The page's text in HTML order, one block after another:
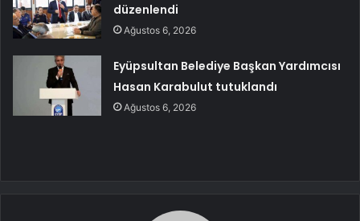
düzenlendi
Ağustos 6, 2026
Eyüpsultan Belediye Başkan Yardımcısı
Hasan Karabulut tutuklandı
Ağustos 6, 2026